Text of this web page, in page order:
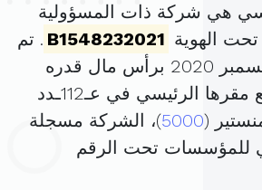
هي شركة ذات المسؤولية
الهوية B1548232021 . تم
، ويقع مقرها الرئيسي في عـ112ـدد
5000)، الشركة مسجلة
للمؤسسات تحت الرقم